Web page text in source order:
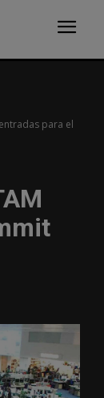
para el